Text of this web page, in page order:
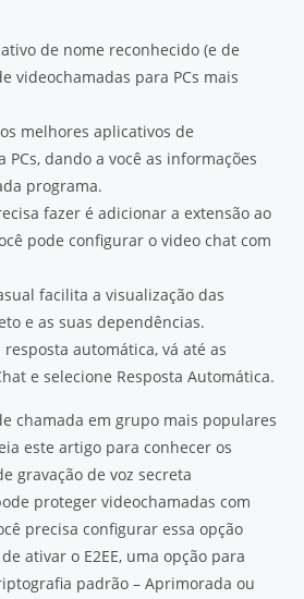
de nome reconhecido (e de
videochamadas para PCs mais
melhores aplicativos de
PCs, dando a você as informações
programa.
fazer é adicionar a extensão ao
pode configurar o video chat com
facilita a visualização das
e as suas dependências.
automática, vá até as
e selecione Resposta Automática.
chamada em grupo mais populares
este artigo para conhecer os
gravação de voz secreta
proteger videochamadas com
precisa configurar essa opção
ativar o E2EE, uma opção para
padrão – Aprimorada ou